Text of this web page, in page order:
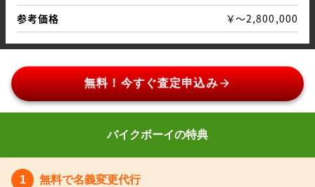
参考価格
￥～2,800,000
無料！今すぐ査定申込みarrow_forward
バイクボーイの特典
無料で名義変更代行